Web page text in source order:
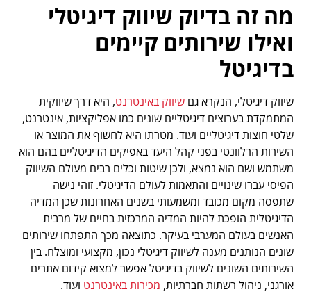
מה זה בדיוק שיווק דיגיטלי
ואילו שירותים קיימים
בדיגיטל
שיווק דיגיטלי, הנקרא גם שיווק באינטרנט, היא דרך שיווקית
המתמקדת בערוצים דיגיטליים שונים כמו אפליקציות, אינטרנט,
שלטי חוצות דיגיטליים ועוד. מטרתו היא לחשוף את המוצר או
השירות הרלוונטי בפני קהל היעד באפיקים הדיגיטליים בהם הוא
משתמש ושם הוא נמצא, ולכן שיטות וכלים רבים מעולם השיווק
הפיסי עברו שינויים והתאמות לעולם הדיגיטלי. זוהי נישה
שתפסה מקום מכובד ומשמעותי בשנים האחרונות שכן המדיה
הדיגיטלית הופכת להיות המדיה המרכזית בחיים של מרבית
האנשים בעולם המערבי בעיקר. כתוצאה מכך התפתחו שירותים
שונים הנותנים מענה לשיווק דיגיטלי נכון, מקצועי ומוצלח. בין
השירותים השונים לשיווק בדיגיטל אפשר למצוא קידום אתרים
אורגני, ניהול רשתות חברתיות, מכירות באינטרנט ועוד.